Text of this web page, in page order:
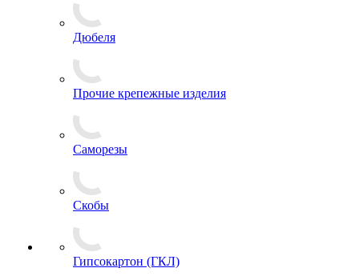
Дюбеля
Прочие крепежные изделия
Саморезы
Скобы
Гипсокартон (ГКЛ)